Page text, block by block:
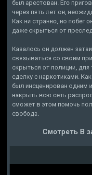
был арестован. Его
через пять лет он,
Как ни странно, но побег
даже скрыться от
Казалось он должен
связываться со своим
скрыться от полиции,
сделку с наркотиками.
был инсценирован одним
накрыть всю сеть
сможет в этом помочь
свобода.
Смотреть В